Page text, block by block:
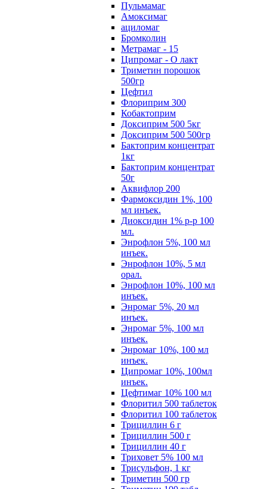
Пульмамаг
Амоксимаг
ациломаг
Бромколин
Метрамаг - 15
Ципромаг - О лакт
Триметин порошок
500гр
Цефтил
Флориприм 300
Кобактоприм
Доксиприм 500 5кг
Доксиприм 500 500гр
Бактоприм концентрат
1кг
Бактоприм концентрат
50г
Аквифлор 200
Фармоксидин 1%, 100
мл инъек.
Диоксидин 1% р-р 100
мл.
Энрофлон 5%, 100 мл
инъек.
Энрофлон 10%, 5 мл
орал.
Энрофлон 10%, 100 мл
инъек.
Энромаг 5%, 20 мл
инъек.
Энромаг 5%, 100 мл
инъек.
Энромаг 10%, 100 мл
инъек.
Ципромаг 10%, 100мл
инъек.
Цефтимаг 10% 100 мл
Флоритил 500 таблеток
Флоритил 100 таблеток
Трициллин 6 г
Трициллин 500 г
Трициллин 40 г
Триховет 5% 100 мл
Трисульфон, 1 кг
Триметин 500 гр